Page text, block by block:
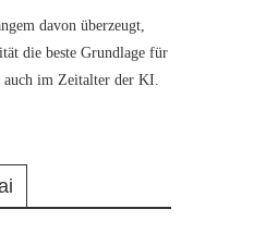
davon überzeugt,
die beste Grundlage für
im Zeitalter der KI.